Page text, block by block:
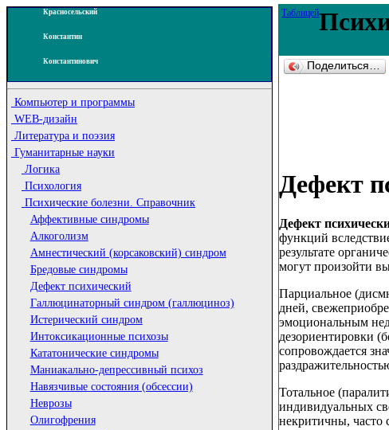
Красносельский
Константин
Константинович
Компьютер и программы
WEB-дизайн
Литература и поэзия
Гуманитарные науки
Логика
Психология
Психические болезни. Справочник
Аффективные синдромы
Алкоголизм
Амнестический (корсаковский) синдром
Бредовые синдромы
Дефект психический
Галлюцинаторный синдром (галлюциноз)
Истерический синдром
Интоксикационные психозы
Кататонические синдромы
Маниакально-депрессивный психоз
Навязчивые состояния (обсессии)
Неврозы
Олигофрения
Таблицей
Поделиться…
Дефект
Дефект
функций
результате
могут произойти
Парциальное
дней,
эмоциональным
дезориентировки
сопровождается
Тотальное
индивидуальных
некритичны, часто